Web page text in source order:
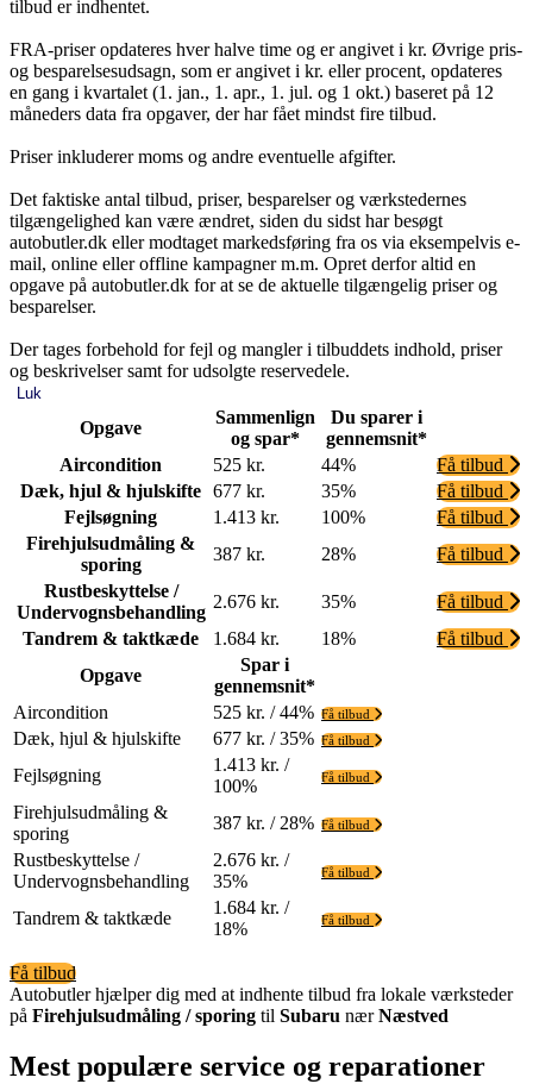
tilbud er indhentet.
FRA-priser opdateres hver halve time og er angivet i kr. Øvrige pris-
og besparelsesudsagn, som er angivet i kr. eller procent, opdateres
en gang i kvartalet (1. jan., 1. apr., 1. jul. og 1 okt.) baseret på 12
måneders data fra opgaver, der har fået mindst fire tilbud.
Priser inkluderer moms og andre eventuelle afgifter.
Det faktiske antal tilbud, priser, besparelser og værkstedernes
tilgængelighed kan være ændret, siden du sidst har besøgt
autobutler.dk eller modtaget markedsføring fra os via eksempelvis e-
mail, online eller offline kampagner m.m. Opret derfor altid en
opgave på autobutler.dk for at se de aktuelle tilgængelig priser og
besparelser.
Der tages forbehold for fejl og mangler i tilbuddets indhold, priser
og beskrivelser samt for udsolgte reservedele.
Luk
Opgave
Sammenlign
og spar*
Du sparer i
gennemsnit*
Aircondition
525 kr. 44%
Få tilbud
Dæk, hjul & hjulskifte 677 kr. 35%
Få tilbud
Fejlsøgning
1.413 kr. 100%
Få tilbud
Firehjulsudmåling &
sporing
387 kr. 28%
Få tilbud
Rustbeskyttelse /
Undervognsbehandling
2.676 kr. 35%
Få tilbud
Tandrem & taktkæde
1.684 kr. 18%
Få tilbud
Opgave
Spar i
gennemsnit*
Aircondition
525 kr. / 44% Få tilbud
Dæk, hjul & hjulskifte 677 kr. / 35% Få tilbud
Fejlsøgning
1.413 kr. /
100%
Få tilbud
Firehjulsudmåling &
sporing
387 kr. / 28% Få tilbud
Rustbeskyttelse /
Undervognsbehandling
2.676 kr. /
35%
Få tilbud
Tandrem & taktkæde
1.684 kr. /
18%
Få tilbud
Få tilbud
Autobutler hjælper dig med at indhente tilbud fra lokale værksteder
på Firehjulsudmåling / sporing til Subaru nærNæstved
Mest populære service og reparationer